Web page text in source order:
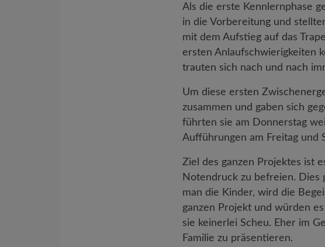
Als die erste Kennlernphase
in die Vorbereitung und
mit dem Aufstieg auf das
ersten Anlaufschwierigkeiten
trauten sich nach und nach
Um diese ersten
zusammen und gaben sich
führten sie am Donnerstag
Aufführungen am Freitag und
Ziel des ganzen Projektes ist
Notendruck zu befreien. Dies
man die Kinder, wird die
ganzen Projekt und würden
sie keinerlei Scheu. Eher im
Familie zu präsentieren.